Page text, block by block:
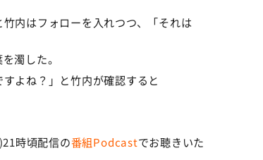
内はフォローを入れつつ、「それは
濁した。
よね？」と竹内が確認すると
時頃配信の番組Podcastでお聴きいた